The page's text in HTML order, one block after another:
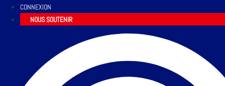
CONNEXION
NOUS SOUTENIR